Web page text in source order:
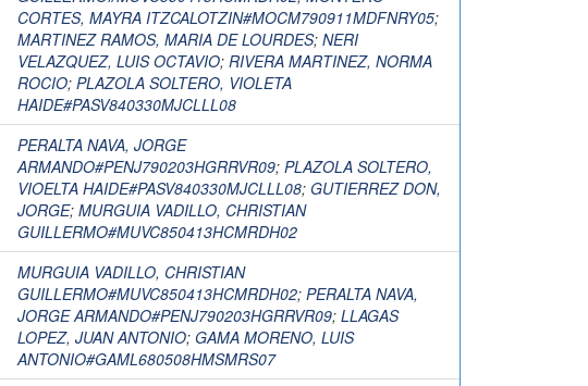
CORTES, MAYRA ITZCALOTZIN#MOCM790911MDFNRY05;
MARTINEZ RAMOS, MARIA DE LOURDES; NERI
VELAZQUEZ, LUIS OCTAVIO; RIVERA MARTINEZ, NORMA
ROCIO; PLAZOLA SOLTERO, VIOLETA
HAIDE#PASV840330MJCLLL08
PERALTA NAVA, JORGE
ARMANDO#PENJ790203HGRRVR09; PLAZOLA SOLTERO,
VIOELTA HAIDE#PASV840330MJCLLL08; GUTIERREZ DON,
JORGE; MURGUIA VADILLO, CHRISTIAN
GUILLERMO#MUVC850413HCMRDH02
MURGUIA VADILLO, CHRISTIAN
GUILLERMO#MUVC850413HCMRDH02; PERALTA NAVA,
JORGE ARMANDO#PENJ790203HGRRVR09; LLAGAS
LOPEZ, JUAN ANTONIO; GAMA MORENO, LUIS
ANTONIO#GAML680508HMSMRS07